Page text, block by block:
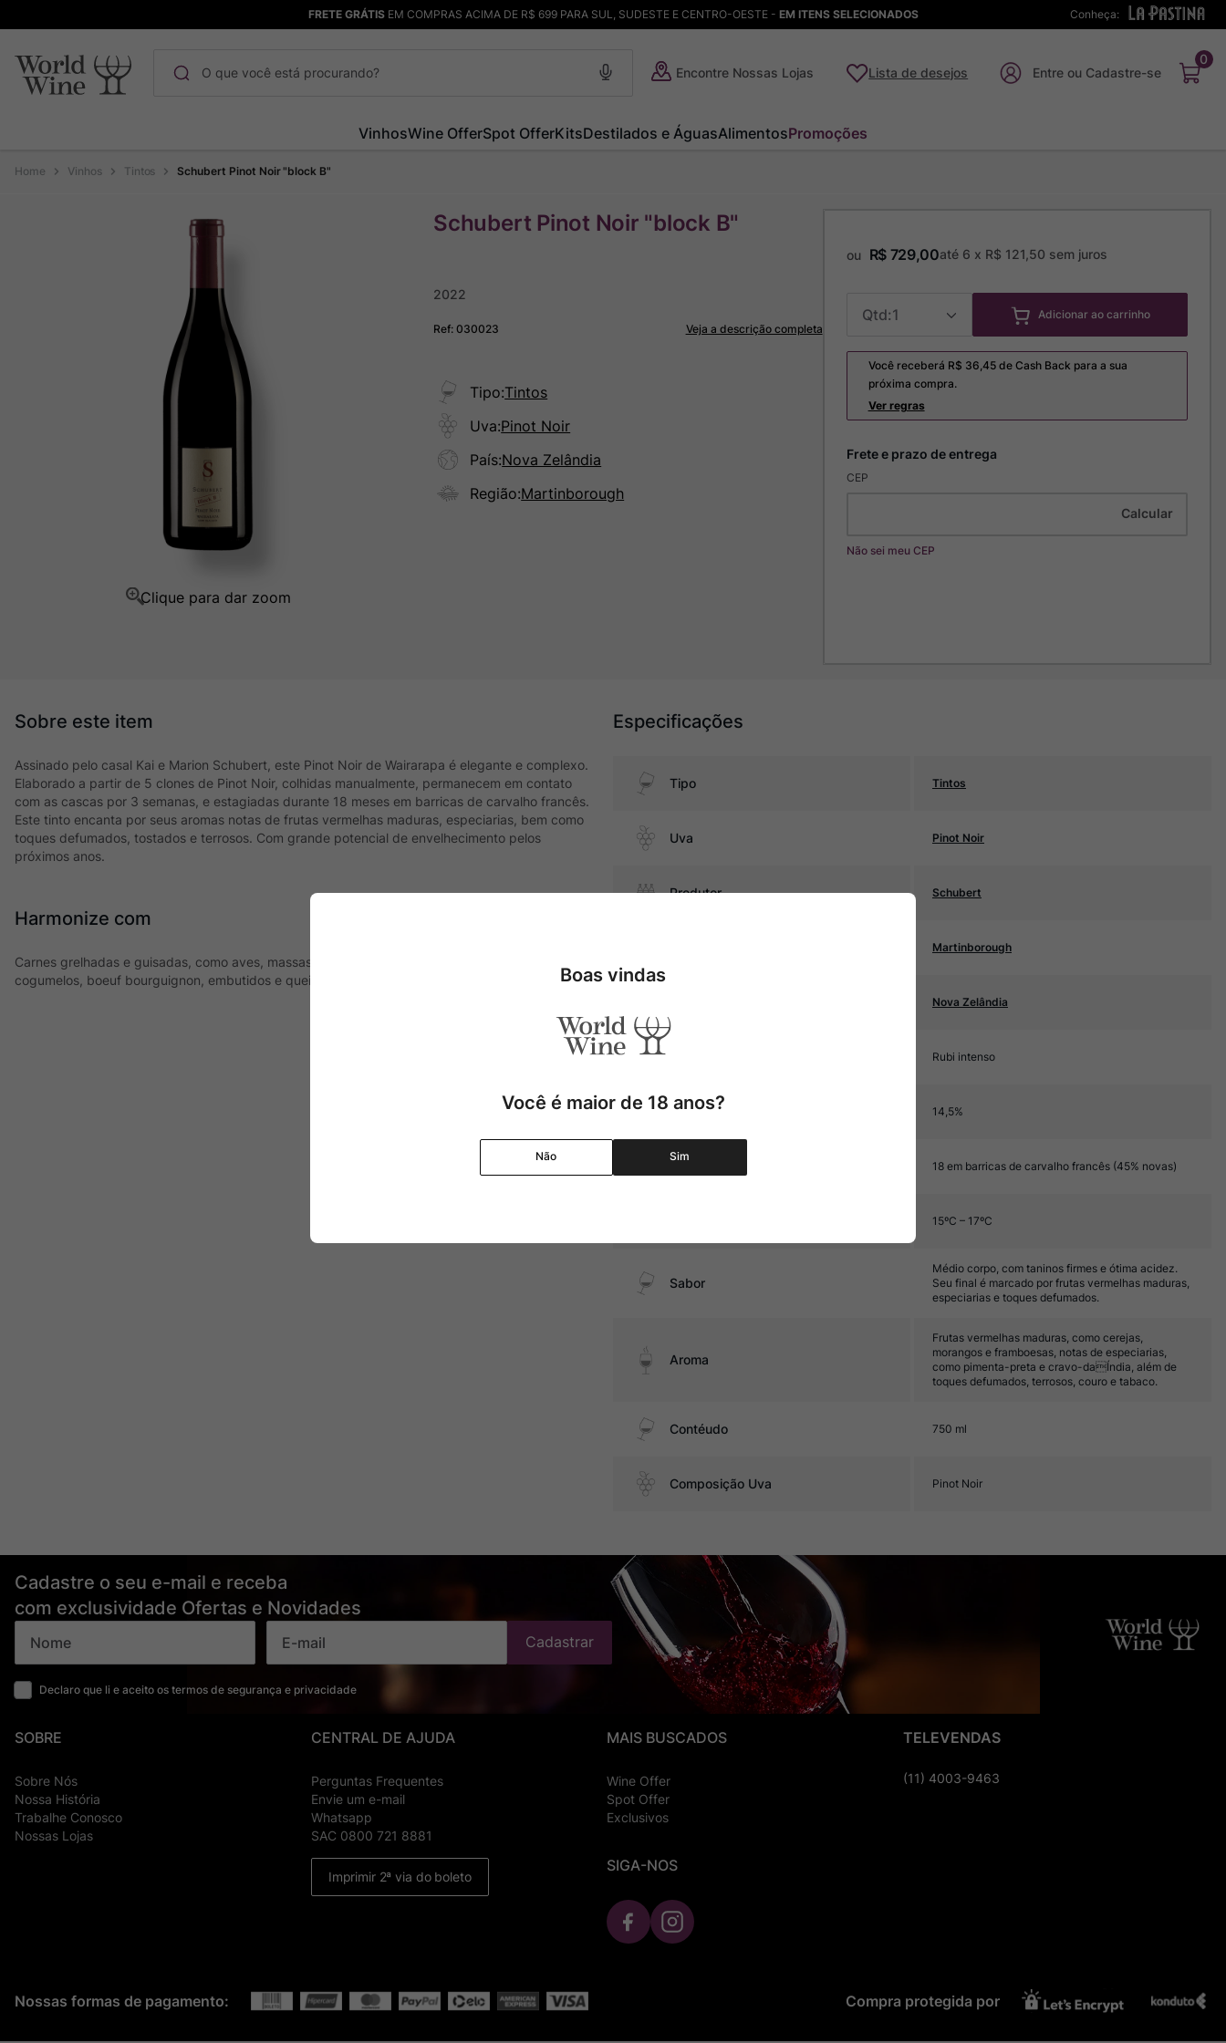
Conheça:
FRETE GRÁTISEM COMPRAS ACIMA DE R$ 699 PARA SUL, SUDESTE E CENTRO-OESTE - EM ITENS SELECIONADOS
Encontre Nossas Lojas Lista de desejos
0
VinhosWine OfferSpot OfferKitsDestilados e ÁguasAlimentosPromoções
Vinhos Tintos Schubert Pinot Noir "block B"
Schubert Pinot Noir "block B"
2022
Ref:030023 Veja a descrição completa
Tipo:Tintos
Uva:Pinot Noir
País:Nova Zelândia
Região:Martinborough
ou R$ 729,00até 6 x R$ 121,50 sem juros
1 Adicionar ao carrinho
Você receberá R$ 36,45de Cash Back para a sua
próxima compra.
Ver regras
CEP
Não sei meu CEP
Assinado pelo casal Kai e Marion Schubert, este Pinot Noir de Wairarapa é elegante e complexo.
Elaborado a partir de 5 clones de Pinot Noir, colhidas manualmente, permanecem em contato
com as cascas por 3 semanas, e estagiadas durante 18 meses em barricas de carvalho francês.
Este tinto encanta por seus aromas notas de frutas vermelhas maduras, especiarias, bem como
toques defumados, tostados e terrosos. Com grande potencial de envelhecimento pelos
próximos anos.
Harmonize com
Carnes grelhadas e guisadas, como aves, massas recheadas com molho de tomate, pratos com
cogumelos, boeuf bourguignon, embutidos e queijos curados
Especificações
Tipo Tintos
Uva Pinot Noir
Produtor Schubert
Martinborough
Nova Zelândia
Rubi intenso
Graduação Alcóolica 14,5%
18 em barricas de carvalho francês (45% novas)
15ºC – 17ºC
Sabor
Médio corpo, com taninos firmes e ótima acidez.
Seu final é marcado por frutas vermelhas maduras,
especiarias e toques defumados.
Aroma
Frutas vermelhas maduras, como cerejas,
morangos e framboesas, notas de especiarias,
como pimenta-preta e cravo-daÍndia, além de
toques defumados, terrosos, couro e tabaco.
Contéudo 750 ml
Composição Uva Pinot Noir
Cadastre o seu e-mail e receba
com exclusividade Ofertas e Novidades
Declaro que li e aceito os termos de segurança e privacidade
Cadastrar
SOBRE
Sobre Nós
Nossa História
Trabalhe Conosco
Nossas Lojas
CENTRAL DE AJUDA
Perguntas Frequentes
Envie um e-mail
Whatsapp
SAC 0800 721 8881
Imprimir 2ª via do boleto
MAIS BUSCADOS
Wine Offer
Spot Offer
Exclusivos
SIGA-NOS
TELEVENDAS
(11) 4003-9463
Nossas formas de pagamento: Compra protegida por
1º Maçanita
Bodega Garzon
Champagne
Boas vindas
Você é maior de 18 anos?
Não Sim